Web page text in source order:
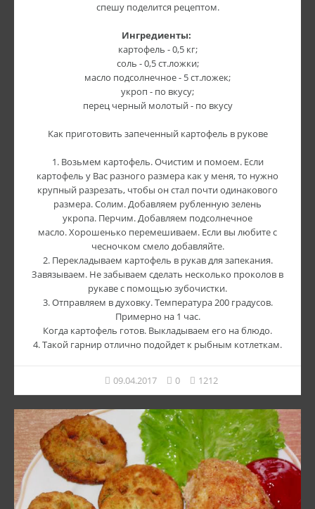
спешу поделится рецептом.
Ингредиенты:
картофель - 0,5 кг;
соль - 0,5 ст.ложки;
масло подсолнечное - 5 ст.ложек;
укроп - по вкусу;
перец черный молотый - по вкусу
Как приготовить запеченный картофель в рукове
1. Возьмем картофель. Очистим и помоем. Если
картофель у Вас разного размера как у меня, то нужно
крупный разрезать, чтобы он стал почти одинакового
размера. Солим. Добавляем рубленную зелень
укропа. Перчим. Добавляем подсолнечное
масло. Хорошенько перемешиваем. Если вы любите с
чесночком смело добавляйте.
2. Перекладываем картофель в рукав для запекания.
Завязываем. Не забываем сделать несколько проколов в
рукаве с помощью зубочистки.
3. Отправляем в духовку. Температура 200 градусов.
Примерно на 1 час.
Когда картофель готов. Выкладываем его на блюдо.
4. Такой гарнир отлично подойдет к рыбным котлеткам.
09.04.2017 0 1212